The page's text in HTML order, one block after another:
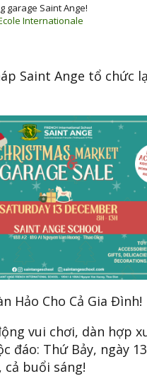
garage Saint Ange!
Internationale
Saint Ange tổ chức
Hảo Cho Cả Gia Đình!
vui chơi, dàn hợp
đáo: Thứ Bảy, ngày
buổi sáng!